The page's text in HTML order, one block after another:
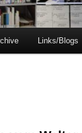
Links/Blogs